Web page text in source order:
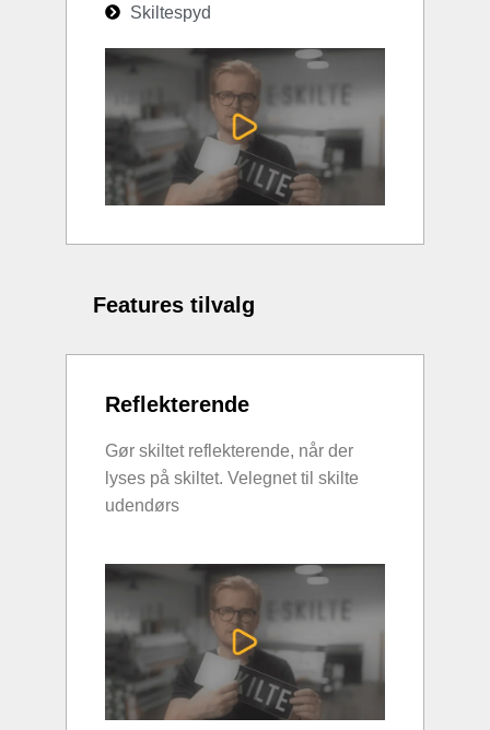
Skiltespyd
Features tilvalg
Reflekterende
Gør skiltet reflekterende, når der
lyses på skiltet. Velegnet til skilte
udendørs